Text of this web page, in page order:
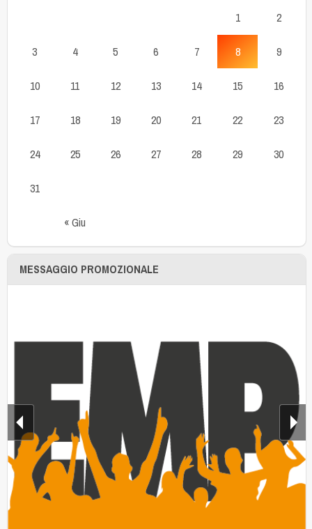
« Giu
1 2
3 4 5 6 7 8 9
10 11 12 13 14 15 16
17 18 19 20 21 22 23
24 25 26 27 28 29 30
31
MESSAGGIO PROMOZIONALE